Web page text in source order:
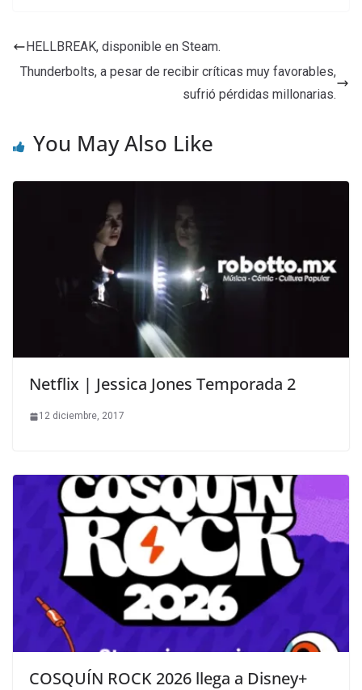
HELLBREAK, disponible en Steam.
Thunderbolts, a pesar de recibir críticas muy favorables,
sufrió pérdidas millonarias.
You May Also Like
Netflix | Jessica Jones Temporada 2
12 diciembre, 2017
COSQUÍN ROCK 2026 llega a Disney+